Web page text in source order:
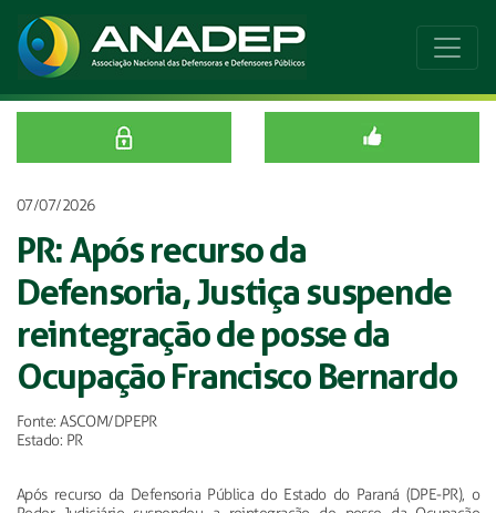
07/07/2026
PR: Após recurso da
Defensoria, Justiça suspende
reintegração de posse da
Ocupação Francisco Bernardo
Fonte: ASCOM/DPEPR
Estado: PR
Após recurso da Defensoria Pública do Estado do Paraná (DPE-PR), o